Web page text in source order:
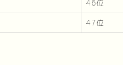
46位
47位